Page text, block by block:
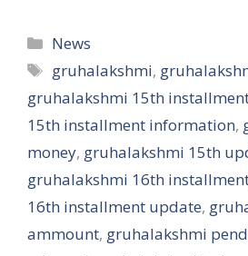
Categories
News
Tags
gruhalakshmi,
gruhalakshmi 15th
15th installment information,
money, gruhalakshmi 15th
gruhalakshmi 16th
16th installment update,
ammount, gruhalakshmi